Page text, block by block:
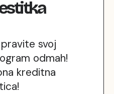
svoj
odmah!
kreditna